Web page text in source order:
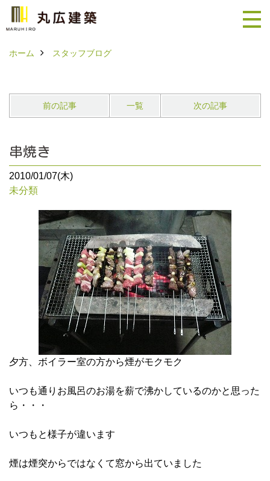
ホーム スタッフブログ
前の記事 一覧 次の記事
串焼き
2010/01/07(木)
未分類
夕方、ボイラー室の方から煙がモクモク
いつも通りお風呂のお湯を薪で沸かしているのかと思った
ら・・・
いつもと様子が違います
煙は煙突からではなくて窓から出ていました